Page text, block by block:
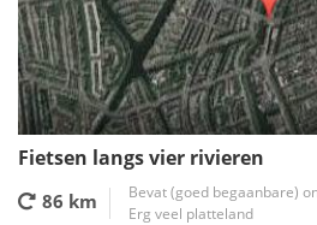
Fietsen langs vier rivieren
86 km
Bevat (goed begaanbare)
Erg veel platteland